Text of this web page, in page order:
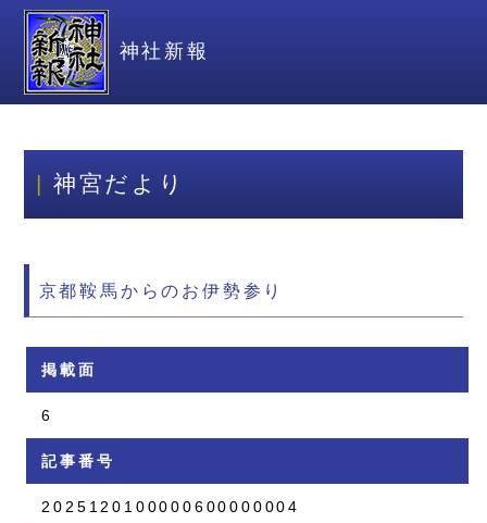
神社新報
神宮だより
京都鞍馬からのお伊勢参り
掲載面
6
記事番号
2025120100000600000004